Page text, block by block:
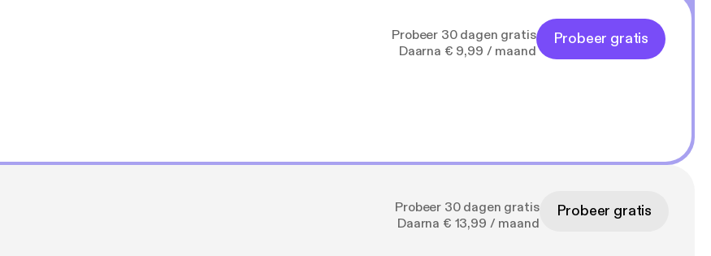
Probeer 30 dagen gratis
Daarna € 9,99 / maand
Probeer gratis
Probeer 30 dagen gratis
Daarna € 13,99 / maand
Probeer gratis